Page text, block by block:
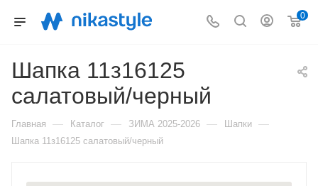
0
Шапка 11з16125
салатовый/черный
Главная — Каталог — ЗИМА 2025-2026 — Шапки —
Шапка 11з16125 салатовый/черный